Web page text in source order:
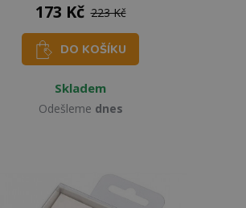
173 Kč 223 Kč
DO KOŠÍKU
Skladem
Odešleme dnes